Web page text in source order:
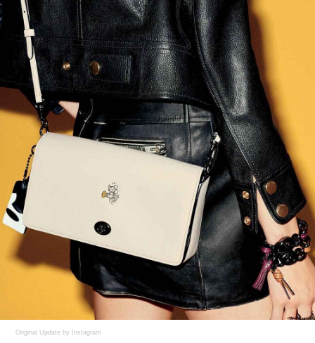
Original Update by Instagram